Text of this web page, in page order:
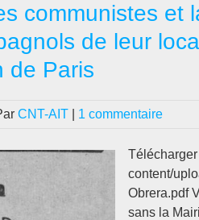
communistes et
de leur
de Paris
CNT-AIT 1 commentaire
content/
Obrera.pdf
sans la